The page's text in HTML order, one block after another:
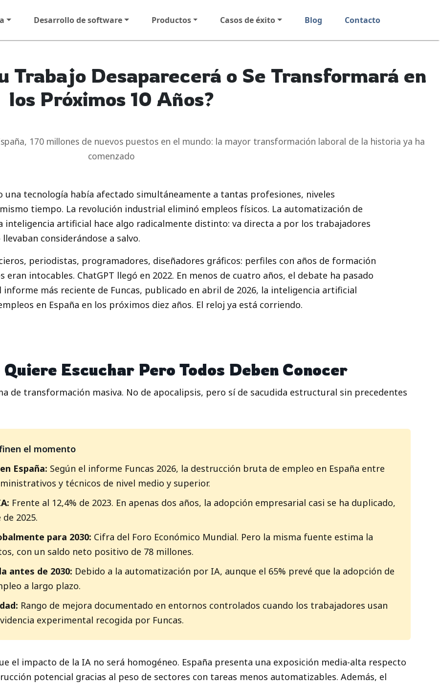
Desarrollo de software Productos Casos de éxito Blog Contacto
Trabajo Desaparecerá o Se Transformará en
los Próximos 10 Años?
170 millones de nuevos puestos en el mundo: la mayor transformación laboral de la historia ya ha
comenzado
tecnología había afectado simultáneamente a tantas profesiones, niveles
tiempo. La revolución industrial eliminó empleos físicos. La automatización de
inteligencia artificial hace algo radicalmente distinto: va directa a por los trabajadores
considerándose a salvo.
periodistas, programadores, diseñadores gráficos: perfiles con años de formación
intocables. ChatGPT llegó en 2022. En menos de cuatro años, el debate ha pasado
más reciente de Funcas, publicado en abril de 2026, la inteligencia artificial
en España en los próximos diez años. El reloj ya está corriendo.
Escuchar Pero Todos Deben Conocer
de transformación masiva. No de apocalipsis, pero sí de sacudida estructural sin precedentes
el momento
España: Según el informe Funcas 2026, la destrucción bruta de empleo en España entre
y técnicos de nivel medio y superior.
Frente al 12,4% de 2023. En apenas dos años, la adopción empresarial casi se ha duplicado,
2025.
para 2030: Cifra del Foro Económico Mundial. Pero la misma fuente estima la
con un saldo neto positivo de 78 millones.
antes de 2030: Debido a la automatización por IA, aunque el 65% prevé que la adopción de
a largo plazo.
Rango de mejora documentado en entornos controlados cuando los trabajadores usan
experimental recogida por Funcas.
el impacto de la IA no será homogéneo. España presenta una exposición media-alta respecto
potencial gracias al peso de sectores con tareas menos automatizables. Además, el